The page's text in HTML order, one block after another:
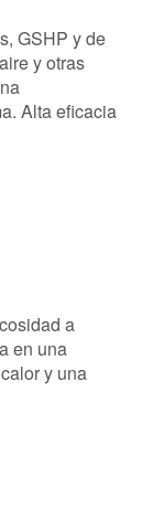
GSHP y de
y otras
Alta eficacia
a
en una
y una